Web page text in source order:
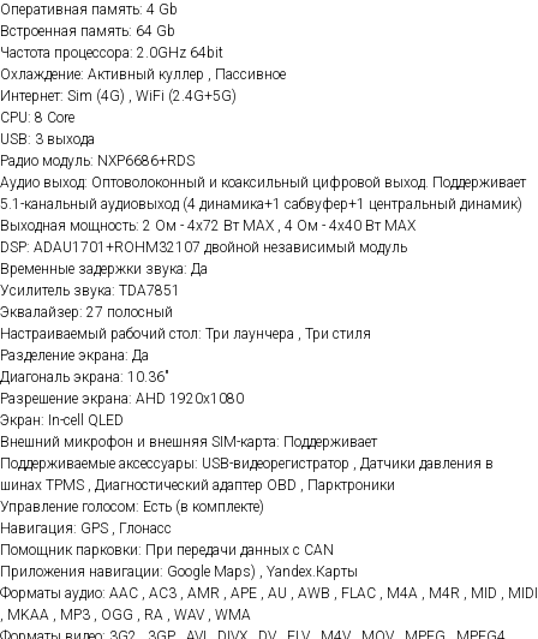
Оперативная память: 4 Gb
Встроенная память: 64 Gb
Частота процессора: 2.0GHz 64bit
Охлаждение: Активный куллер , Пассивное
Интернет: Sim (4G) , WiFi (2.4G+5G)
CPU: 8 Core
USB: 3 выхода
Радио модуль: NXP6686+RDS
Аудио выход: Оптоволоконный и коаксильный цифровой выход. Поддерживает
5.1-канальный аудиовыход (4 динамика+1 сабвуфер+1 центральный динамик)
Выходная мощность: 2 Ом - 4x72 Вт МАХ , 4 Ом - 4x40 Вт МАХ
DSP: ADAU1701+ROHM32107 двойной независимый модуль
Временные задержки звука: Да
Усилитель звука: TDA7851
Эквалайзер: 27 полосный
Настраиваемый рабочий стол: Три лаунчера , Три стиля
Разделение экрана: Да
Диагональ экрана: 10.36"
Разрешение экрана: AHD 1920x1080
Экран: In-cell QLED
Внешний микрофон и внешняя SIM-карта: Поддерживает
Поддерживаемые аксессуары: USB-видеорегистратор , Датчики давления в
шинах TPMS , Диагностический адаптер OBD , Парктроники
Управление голосом: Есть (в комплекте)
Навигация: GPS , Глонасс
Помощник парковки: При передачи данных с CAN
Приложения навигации: Google Maps) , Yandex.Карты
Форматы аудио: AAC , AC3 , AMR , APE , AU , AWB , FLAC , M4A , M4R , MID , MIDI
, MKAA , MP3 , OGG , RA , WAV , WMA